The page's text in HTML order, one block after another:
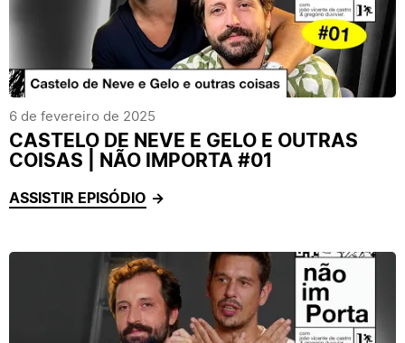
6 de fevereiro de 2025
CASTELO DE NEVE E GELO E OUTRAS
COISAS | NÃO IMPORTA #01
ASSISTIR EPISÓDIO